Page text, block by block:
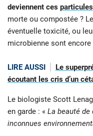
deviennent ces particules
morte ou compostée ?
éventuelle toxicité, ou
microbienne sont
LIRE AUSSI
Le
écoutant les cris d’un
Le biologiste Scott
en garde : « La beauté
inconnues